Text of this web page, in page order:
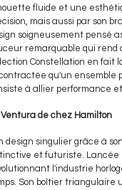
fluide et une
mais aussi par son
soigneusement pensé
remarquable qui rend
Constellation en fait
qu'un ensemble
à allier performance
Ventura de chez Hamilton
design singulier grâce à
et futuriste. Lancée
l'industrie
Son boîtier triangulaire